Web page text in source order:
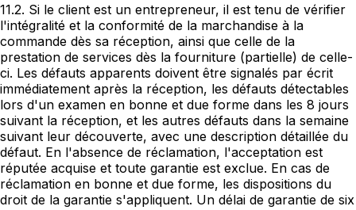
11.2. Si le client est un entrepreneur, il est tenu de vérifier
l'intégralité et la conformité de la marchandise à la
commande dès sa réception, ainsi que celle de la
prestation de services dès la fourniture (partielle) de celle-
ci. Les défauts apparents doivent être signalés par écrit
immédiatement après la réception, les défauts détectables
lors d'un examen en bonne et due forme dans les 8 jours
suivant la réception, et les autres défauts dans la semaine
suivant leur découverte, avec une description détaillée du
défaut. En l'absence de réclamation, l'acceptation est
réputée acquise et toute garantie est exclue. En cas de
réclamation en bonne et due forme, les dispositions du
droit de la garantie s'appliquent. Un délai de garantie de six